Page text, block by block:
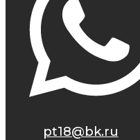
pt18@bk.ru